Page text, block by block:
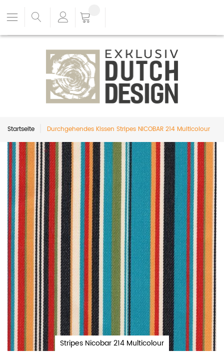
Startseite Durchgehendes Kissen Stripes NICOBAR 214 Multicolour
Stripes Nicobar 214 Multicolour